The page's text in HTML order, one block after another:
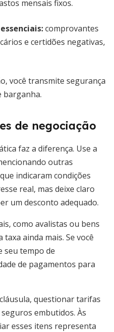
mensais fixos.
comprovantes
e certidões negativas,
você transmite segurança
barganha.
de negociação
faz a diferença. Use a
outras
indicaram condições
real, mas deixe claro
um desconto adequado.
como avalistas ou bens
ainda mais. Se você
seu tempo de
de pagamentos para
questionar tarifas
embutidos. Às
esses itens representa